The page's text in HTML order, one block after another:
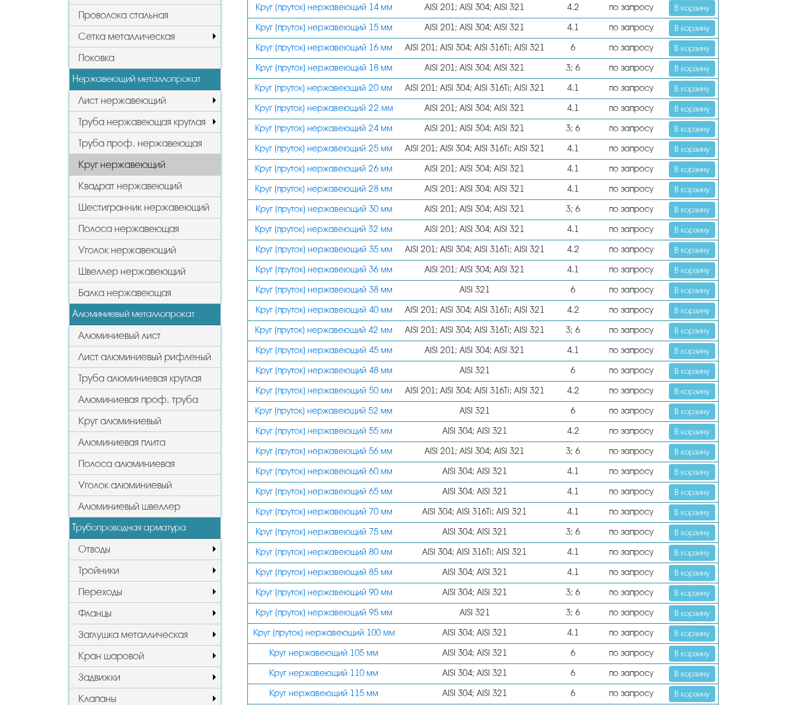
Проволока стальная
Сетка металлическая
Поковка
Нержавеющий металлопрокат
Лист нержавеющий
Труба нержавеющая круглая
Труба проф. нержавеющая
Круг нержавеющий
Квадрат нержавеющий
Шестигранник нержавеющий
Полоса нержавеющая
Уголок нержавеющий
Швеллер нержавеющий
Балка нержавеющая
Алюминиевый металлопрокат
Алюминиевый лист
Лист алюминиевый рифленый
Труба алюминиевая круглая
Алюминиевая проф. труба
Круг алюминиевый
Алюминиевая плита
Полоса алюминиевая
Уголок алюминиевый
Алюминиевый швеллер
Трубопроводная арматура
Отводы
Тройники
Переходы
Фланцы
Заглушка металлическая
Кран шаровой
Задвижки
Клапаны
Круг (пруток) нержавеющий 14 мм AISI 201; AISI 304; AISI 321 4.2 по запросу В корзину
Круг (пруток) нержавеющий 15 мм AISI 201; AISI 304; AISI 321 4.1 по запросу В корзину
Круг (пруток) нержавеющий 16 мм AISI 201; AISI 304; AISI 316Ti; AISI 321 6 по запросу В корзину
Круг (пруток) нержавеющий 18 мм AISI 201; AISI 304; AISI 321 3; 6 по запросу В корзину
Круг (пруток) нержавеющий 20 мм AISI 201; AISI 304; AISI 316Ti; AISI 321 4.1 по запросу В корзину
Круг (пруток) нержавеющий 22 мм AISI 201; AISI 304; AISI 321 4.1 по запросу В корзину
Круг (пруток) нержавеющий 24 мм AISI 201; AISI 304; AISI 321 3; 6 по запросу В корзину
Круг (пруток) нержавеющий 25 мм AISI 201; AISI 304; AISI 316Ti; AISI 321 4.1 по запросу В корзину
Круг (пруток) нержавеющий 26 мм AISI 201; AISI 304; AISI 321 4.1 по запросу В корзину
Круг (пруток) нержавеющий 28 мм AISI 201; AISI 304; AISI 321 4.1 по запросу В корзину
Круг (пруток) нержавеющий 30 мм AISI 201; AISI 304; AISI 321 3; 6 по запросу В корзину
Круг (пруток) нержавеющий 32 мм AISI 201; AISI 304; AISI 321 4.1 по запросу В корзину
Круг (пруток) нержавеющий 35 мм AISI 201; AISI 304; AISI 316Ti; AISI 321 4.2 по запросу В корзину
Круг (пруток) нержавеющий 36 мм AISI 201; AISI 304; AISI 321 4.1 по запросу В корзину
Круг (пруток) нержавеющий 38 мм AISI 321 6 по запросу В корзину
Круг (пруток) нержавеющий 40 мм AISI 201; AISI 304; AISI 316Ti; AISI 321 4.2 по запросу В корзину
Круг (пруток) нержавеющий 42 мм AISI 201; AISI 304; AISI 316Ti; AISI 321 3; 6 по запросу В корзину
Круг (пруток) нержавеющий 45 мм AISI 201; AISI 304; AISI 321 4.1 по запросу В корзину
Круг (пруток) нержавеющий 48 мм AISI 321 6 по запросу В корзину
Круг (пруток) нержавеющий 50 мм AISI 201; AISI 304; AISI 316Ti; AISI 321 4.2 по запросу В корзину
Круг (пруток) нержавеющий 52 мм AISI 321 6 по запросу В корзину
Круг (пруток) нержавеющий 55 мм AISI 304; AISI 321 4.2 по запросу В корзину
Круг (пруток) нержавеющий 56 мм AISI 201; AISI 304; AISI 321 3; 6 по запросу В корзину
Круг (пруток) нержавеющий 60 мм AISI 304; AISI 321 4.1 по запросу В корзину
Круг (пруток) нержавеющий 65 мм AISI 304; AISI 321 4.1 по запросу В корзину
Круг (пруток) нержавеющий 70 мм AISI 304; AISI 316Ti; AISI 321 4.1 по запросу В корзину
Круг (пруток) нержавеющий 75 мм AISI 304; AISI 321 3; 6 по запросу В корзину
Круг (пруток) нержавеющий 80 мм AISI 304; AISI 316Ti; AISI 321 4.1 по запросу В корзину
Круг (пруток) нержавеющий 85 мм AISI 304; AISI 321 4.1 по запросу В корзину
Круг (пруток) нержавеющий 90 мм AISI 304; AISI 321 3; 6 по запросу В корзину
Круг (пруток) нержавеющий 95 мм AISI 321 3; 6 по запросу В корзину
Круг (пруток) нержавеющий 100 мм AISI 304; AISI 321 4.1 по запросу В корзину
Круг нержавеющий 105 мм AISI 304; AISI 321 6 по запросу В корзину
Круг нержавеющий 110 мм AISI 304; AISI 321 6 по запросу В корзину
Круг нержавеющий 115 мм AISI 304; AISI 321 6 по запросу В корзину